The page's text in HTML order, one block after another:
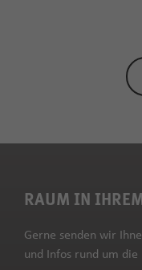
RAUM IN
Gerne senden wir
und Infos rund um die